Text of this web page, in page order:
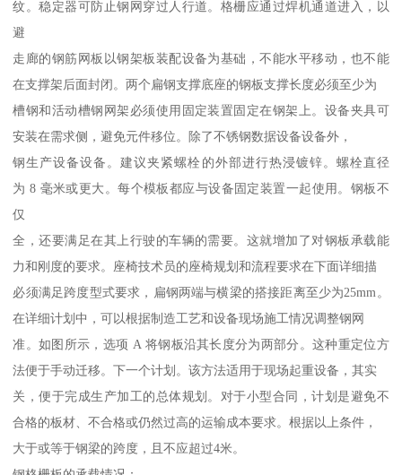
纹。稳定器可防止钢网穿过人行道。格栅应通过焊机通道进入，以
避
走廊的钢筋网板以钢架板装配设备为基础，不能水平移动，也不能
在支撑架后面封闭。两个扁钢支撑底座的钢板支撑长度必须至少为
槽钢和活动槽钢网架必须使用固定装置固定在钢架上。设备夹具可
安装在需求侧，避免元件移位。除了不锈钢数据设备设备外，
钢生产设备设备。建议夹紧螺栓的外部进行热浸镀锌。螺栓直径
为 8 毫米或更大。每个模板都应与设备固定装置一起使用。钢板不
仅
全，还要满足在其上行驶的车辆的需要。这就增加了对钢板承载能
力和刚度的要求。座椅技术员的座椅规划和流程要求在下面详细描
必须满足跨度型式要求，扁钢两端与横梁的搭接距离至少为25mm。
在详细计划中，可以根据制造工艺和设备现场施工情况调整钢网
准。如图所示，选项 A 将钢板沿其长度分为两部分。这种重定位方
法便于手动迁移。下一个计划。该方法适用于现场起重设备，其实
关，便于完成生产加工的总体规划。对于小型合同，计划是避免不
合格的板材、不合格或仍然过高的运输成本要求。根据以上条件，
大于或等于钢梁的跨度，且不应超过4米。